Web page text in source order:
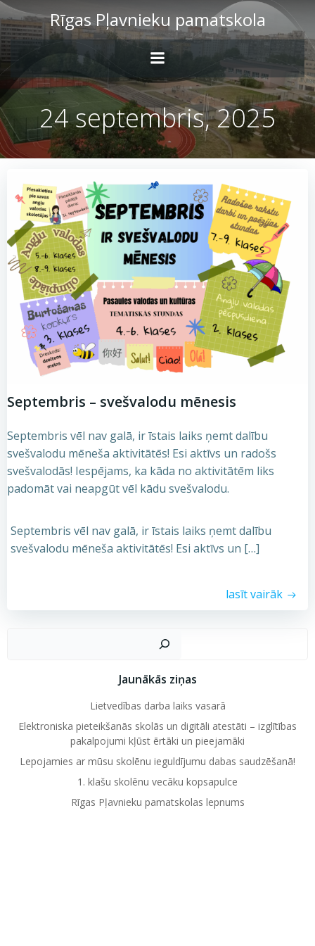
to
content
Rīgas Pļavnieku pamatskola
24 septembris, 2025
Septembris – svešvalodu mēnesis
Septembris vēl nav galā, ir īstais laiks ņemt dalību
svešvalodu mēneša aktivitātēs! Esi aktīvs un radošs
svešvalodās! Iespējams, ka kāda no aktivitātēm liks
padomāt vai neapgūt vēl kādu svešvalodu.
Septembris vēl nav galā, ir īstais laiks ņemt dalību
svešvalodu mēneša aktivitātēs! Esi aktīvs un […]
lasīt vairāk
Jaunākās ziņas
Lietvedības darba laiks vasarā
Elektroniska pieteikšanās skolās un digitāli atestāti – izglītības
pakalpojumi kļūst ērtāki un pieejamāki
Lepojamies ar mūsu skolēnu ieguldījumu dabas saudzēšanā!
1. klašu skolēnu vecāku kopsapulce
Rīgas Pļavnieku pamatskolas lepnums